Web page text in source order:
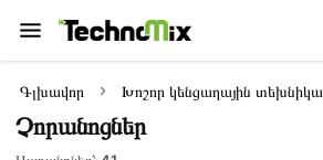
Գլխավոր Խոշոր կենցաղային տեխնիկա
Չորանոցներ
Զտիչ
Առկա
Զեղչված